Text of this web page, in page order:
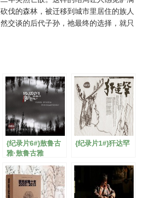
伐的森林，被迁移到城市里居住的族人
交谈的后代子孙，祂最终的选择，就只
{纪录片6#}敖鲁古
雅·敖鲁古雅
{纪录片1#}犴达罕